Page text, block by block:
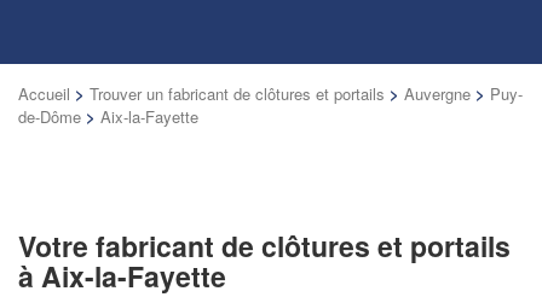
Accueil > Trouver un fabricant de clôtures et portails > Auvergne > Puy-
de-Dôme > Aix-la-Fayette
Votre fabricant de clôtures et portails
à Aix-la-Fayette